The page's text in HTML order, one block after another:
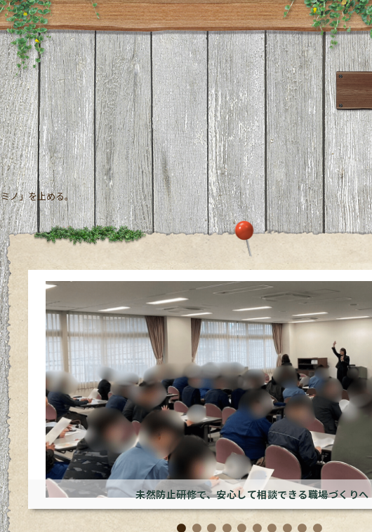
ノ」を止める。
アップデートと再発防止を支援します